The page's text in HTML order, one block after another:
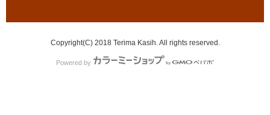
Copyright(C) 2018 Terima Kasih. All rights reserved.
Powered by